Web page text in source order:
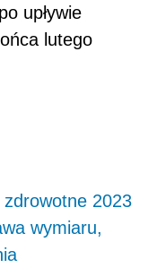
upływie
lutego
2023
wymiaru,